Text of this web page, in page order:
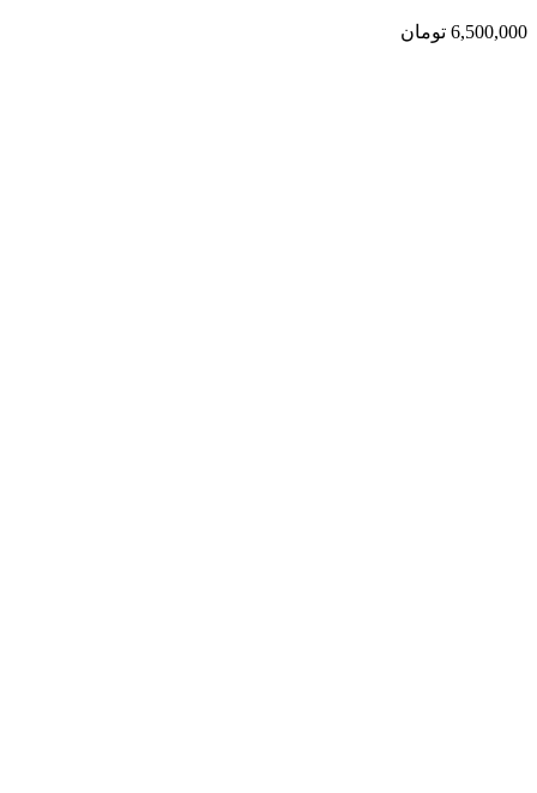
6,500,000 تومان